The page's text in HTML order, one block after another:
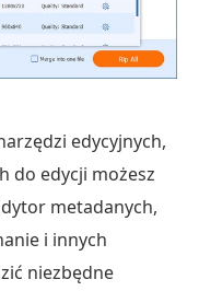
edycyjnych,
do edycji możesz
metadanych,
i innych
niezbędne